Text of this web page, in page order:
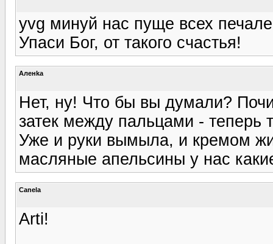
yvg минуй нас пуще всех
Упаси Бог, от такого счастья!
Аленka
Нет, ну! Что бы вы думали?
затек между пальцами - теперь
Уже и руки вымыла, и кремом
масляные апельсины у нас
Canela
Arti!